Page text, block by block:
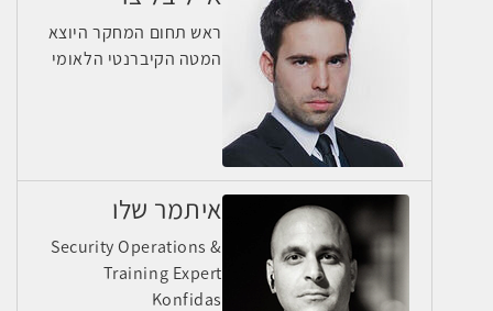
ראש תחום המחקר היוצא
המטה הקיברנטי הלאומי
איתמר שלו
Security Operations &
Training Expert
Konfidas